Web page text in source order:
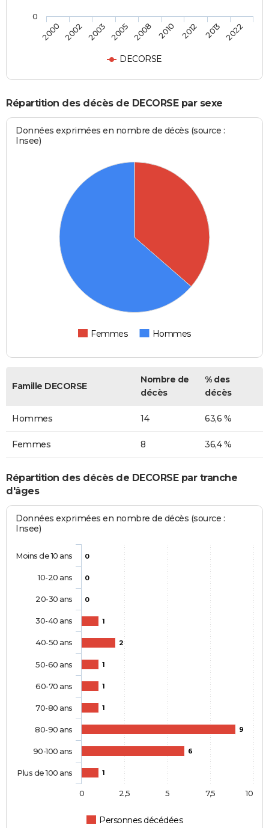
DECORSE
2000 2002 2003 2005 2008 2010 2012 2013 2022
0
Répartition des décès de DECORSE par sexe
Données exprimées en nombre de décès (source :
Insee)
Femmes Hommes
Famille DECORSE
Nombre de
décès
% des
décès
Hommes 14 63,6 %
Femmes 8 36,4 %
Répartition des décès de DECORSE par tranche
d'âges
Données exprimées en nombre de décès (source :
Insee)
0
0
0
1
2
1
1
1
9
6
1
Personnes décédées
Moins de 10 ans
10-20 ans
20-30 ans
30-40 ans
40-50 ans
50-60 ans
60-70 ans
70-80 ans
80-90 ans
90-100 ans
Plus de 100 ans
0 10
2,5 5 7,5